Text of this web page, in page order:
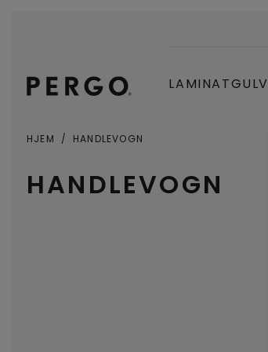
LAMINATGULV
HJEM HANDLEVOGN
HANDLEVOGN